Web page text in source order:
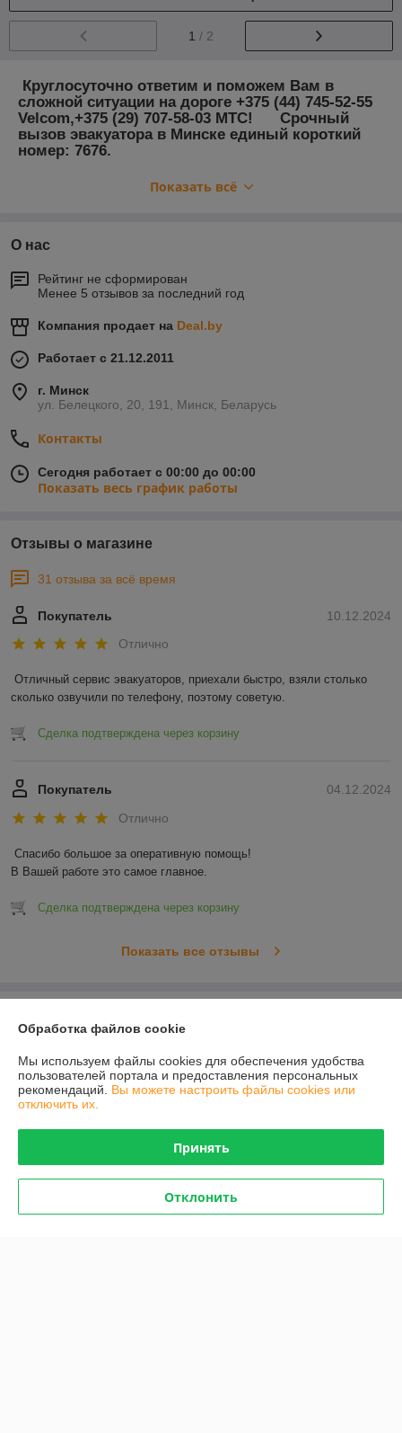
1 / 2
Круглосуточно ответим и поможем Вам в
сложной ситуации на дороге +375 (44) 745-52-55
Velcom,+375 (29) 707-58-03 МТС! Срочный
вызов эвакуатора в Минске единый короткий
номер: 7676.
Показать всё
О нас
Рейтинг не сформирован
Менее 5 отзывов за последний год
Компания продает на Deal.by
Работает с 21.12.2011
г. Минск
ул. Белецкого, 20, 191, Минск, Беларусь
Контакты
Сегодня работает с 00:00 до 00:00
Показать весь график работы
Отзывы о магазине
31 отзыва за всё время
10.12.2024
Покупатель
Отлично
Отличный сервис эвакуаторов, приехали быстро, взяли столько
сколько озвучили по телефону, поэтому советую.
Сделка подтверждена через корзину
04.12.2024
Покупатель
Отлично
Спасибо большое за оперативную помощь!
В Вашей работе это самое главное.
Сделка подтверждена через корзину
Показать все отзывы
Контакты
Доставка и оплата
Полная версия сайта
Обработка файлов cookie
Мы используем файлы cookies для обеспечения удобства
пользователей портала и предоставления персональных
рекомендаций. Вы можете настроить файлы cookies или
отключить их.
Принять
Отклонить